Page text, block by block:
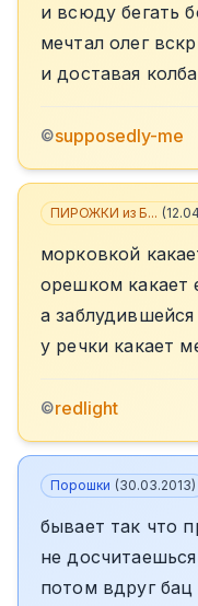
и всюду бегать
мечтал олег
и доставая
©supposedly-me
ПИРОЖКИ из Б... (
морковкой
орешком какает
а
у речки какает
©redlight
Порошки (30.03.2013)
бывает так что
не
потом вдруг бац